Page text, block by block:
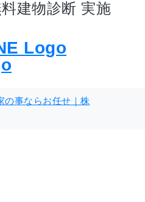
建物診断 実施